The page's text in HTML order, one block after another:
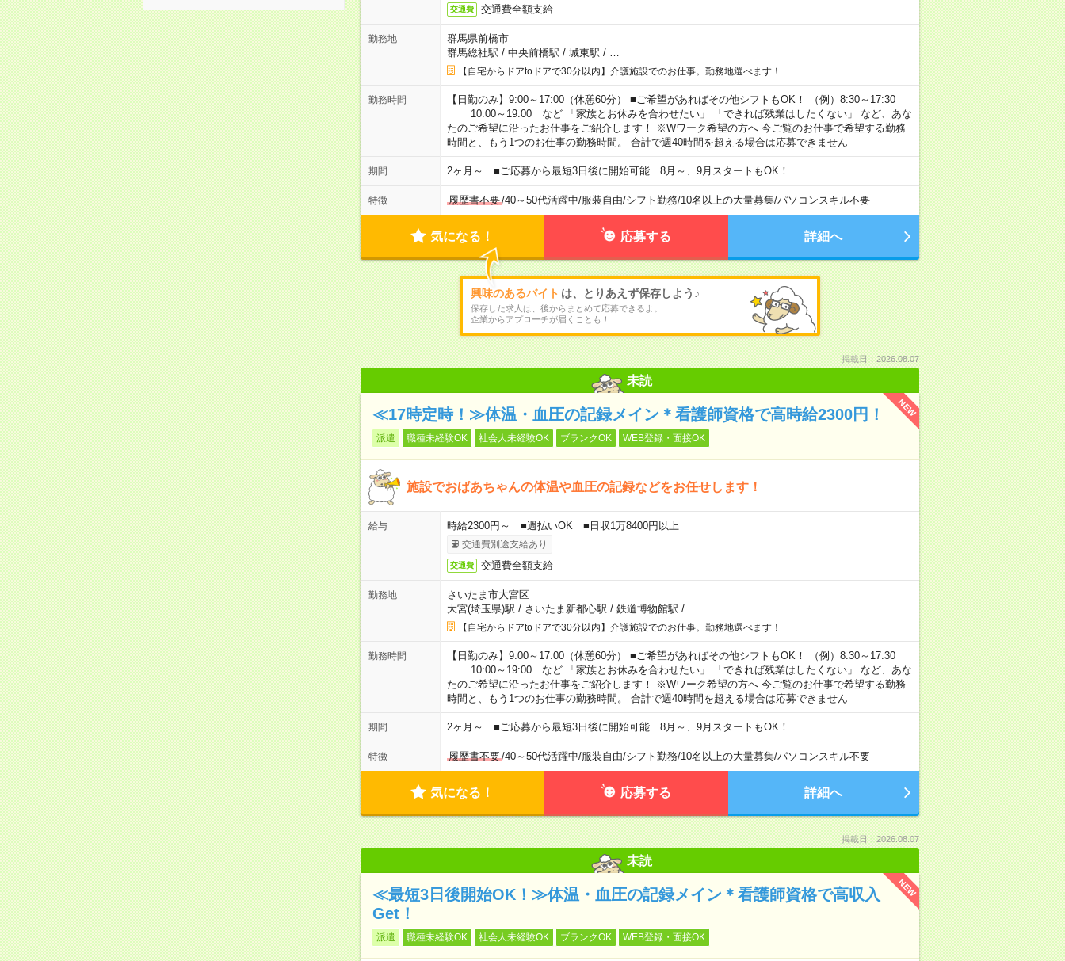
交通費 交通費全額支給
勤務地
群馬県前橋市
群馬総社駅 / 中央前橋駅 / 城東駅 /
【自宅からドアtoドアで30分以内】介護施設でのお仕事。勤務地選べます！
勤務時間
【日勤のみ】9:00～17:00（休憩60分） ■ご希望があればその他シフトもOK！ （例）8:30～17:30
10:00～19:00 など 「家族とお休みを合わせたい」 「できれば残業はしたくない」 など、あな
たのご希望に沿ったお仕事をご紹介します！ ※Wワーク希望の方へ 今ご覧のお仕事で希望する勤務
時間と、もう1つのお仕事の勤務時間。 合計で週40時間を超える場合は応募できません
期間 2ヶ月～ ■ご応募から最短3日後に開始可能 8月～、9月スタートもOK！
特徴 履歴書不要/40～50代活躍中/服装自由/シフト勤務/10名以上の大量募集/パソコンスキル不要
気になる！ 応募する 詳細へ
興味のあるバイト は、とりあえず保存しよう♪
保存した求人は、後からまとめて応募できるよ。
企業からアプローチが届くことも！
掲載日：2026.08.07
未読
NEW
≪17時定時！≫体温・血圧の記録メイン＊看護師資格で高時給2300円！
派遣 職種未経験OK 社会人未経験OK ブランクOK WEB登録・面接OK
施設でおばあちゃんの体温や血圧の記録などをお任せします！
給与 時給2300円～ ■週払いOK ■日収1万8400円以上
交通費別途支給あり
交通費 交通費全額支給
勤務地
さいたま市大宮区
大宮(埼玉県)駅 / さいたま新都心駅 / 鉄道博物館駅 /
【自宅からドアtoドアで30分以内】介護施設でのお仕事。勤務地選べます！
勤務時間
【日勤のみ】9:00～17:00（休憩60分） ■ご希望があればその他シフトもOK！ （例）8:30～17:30
10:00～19:00 など 「家族とお休みを合わせたい」 「できれば残業はしたくない」 など、あな
たのご希望に沿ったお仕事をご紹介します！ ※Wワーク希望の方へ 今ご覧のお仕事で希望する勤務
時間と、もう1つのお仕事の勤務時間。 合計で週40時間を超える場合は応募できません
期間 2ヶ月～ ■ご応募から最短3日後に開始可能 8月～、9月スタートもOK！
特徴 履歴書不要/40～50代活躍中/服装自由/シフト勤務/10名以上の大量募集/パソコンスキル不要
気になる！ 応募する 詳細へ
掲載日：2026.08.07
未読
NEW
≪最短3日後開始OK！≫体温・血圧の記録メイン＊看護師資格で高収入
Get！
派遣 職種未経験OK 社会人未経験OK ブランクOK WEB登録・面接OK